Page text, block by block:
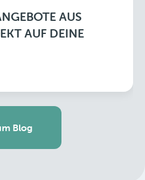
AUS
AUF DEINE
Blog